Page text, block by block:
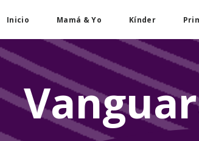
Inicio Mamá & Yo Kínder